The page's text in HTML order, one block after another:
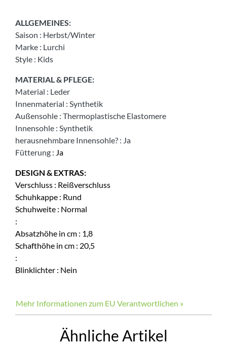
ALLGEMEINES:
Saison : Herbst/Winter
Marke : Lurchi
Style : Kids
MATERIAL & PFLEGE:
Material : Leder
Innenmaterial : Synthetik
Außensohle : Thermoplastische Elastomere
Innensohle : Synthetik
herausnehmbare Innensohle? : Ja
Fütterung : Ja
DESIGN & EXTRAS:
Verschluss : Reißverschluss
Schuhkappe : Rund
Schuhweite : Normal
:
Absatzhöhe in cm : 1,8
Schafthöhe in cm : 20,5
:
Blinklichter : Nein
Mehr Informationen zum EU Verantwortlichen »
Ähnliche Artikel